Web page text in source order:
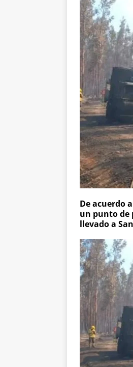
De acuerdo
un punto de
llevado a